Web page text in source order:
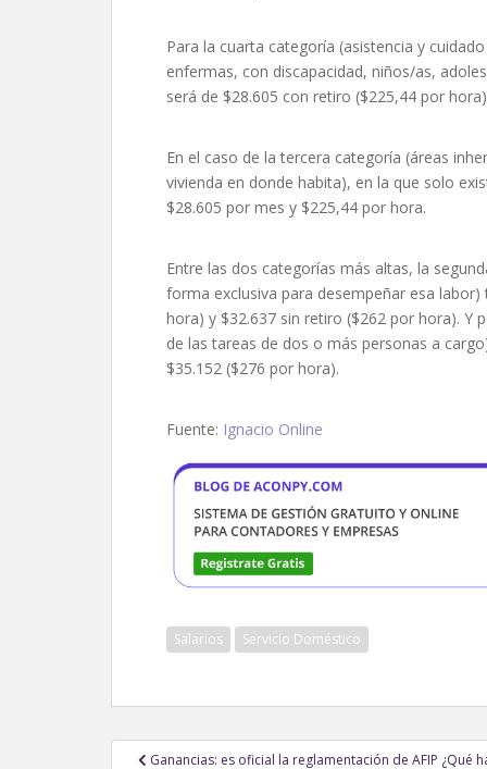
Para la cuarta categoría (asistencia y
enfermas, con discapacidad, niños/as,
será de $28.605 con retiro ($225,44 por
En el caso de la tercera categoría (áreas
vivienda en donde habita), en la que solo
$28.605 por mes y $225,44 por hora.
Entre las dos categorías más altas, la
forma exclusiva para desempeñar esa
hora) y $32.637 sin retiro ($262 por hora).
de las tareas de dos o más personas a
$35.152 ($276 por hora).
Fuente: Ignacio Online
Salarios Servicio Doméstico
Navegación
Ganancias: es oficial la reglamentación de AFIP